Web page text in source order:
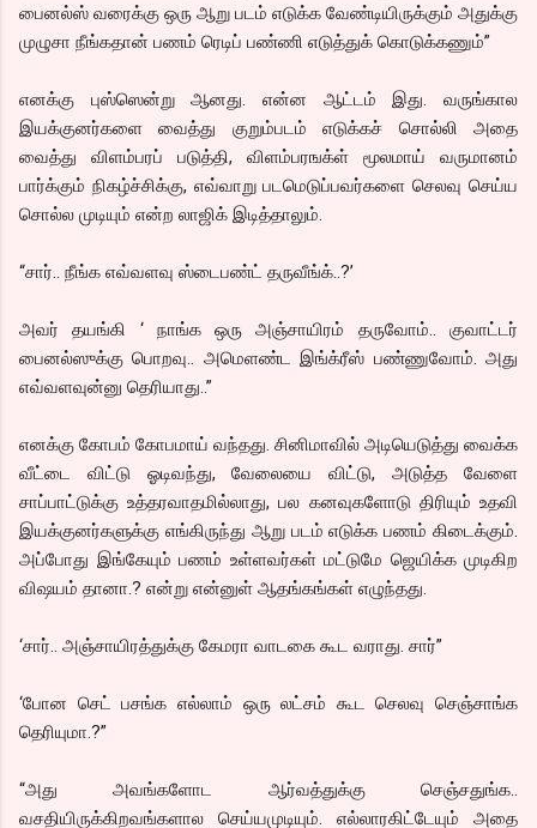
பைனல்ஸ் வரைக்கு ஒரு ஆறு படம் எடுக்க வேண்டியிருக்கும் அதுக்கு
முழுசா நீங்கதான் பணம் ரெடிப் பண்ணி எடுத்துக் கொடுக்கணும்”
எனக்கு புஸ்ஸென்று ஆனது. என்ன ஆட்டம் இது. வருங்கால
இயக்குனர்களை வைத்து குறும்படம் எடுக்கச் சொல்லி அதை
வைத்து விளம்பரப் படுத்தி, விளம்பரஙக்ள் மூலமாய் வருமானம்
பார்க்கும் நிகழ்ச்சிக்கு, எவ்வாறு படமெடுப்பவர்களை செலவு செய்ய
சொல்ல முடியும் என்ற லாஜிக் இடித்தாலும்.
“சார்.. நீங்க எவ்வளவு ஸ்டைபண்ட் தருவீங்க்..?’
அவர் தயங்கி ‘ நாங்க ஒரு அஞ்சாயிரம் தருவோம்.. குவாட்டர்
பைனல்ஸுக்கு பொறவு.. அமெளண்ட இங்க்ரீஸ் பண்ணுவோம். அது
எவ்வளவுன்னு தெரியாது..”
எனக்கு கோபம் கோபமாய் வந்தது. சினிமாவில் அடியெடுத்து வைக்க
வீட்டை விட்டு ஓடிவந்து, வேலையை விட்டு, அடுத்த வேளை
சாப்பாட்டுக்கு உத்தரவாதமில்லாது, பல கனவுகளோடு திரியும் உதவி
இயக்குனர்களுக்கு எங்கிருந்து ஆறு படம் எடுக்க பணம் கிடைக்கும்.
அப்போது இங்கேயும் பணம் உள்ளவர்கள் மட்டுமே ஜெயிக்க முடிகிற
விஷயம் தானா.? என்று என்னுள் ஆதங்கங்கள் எழுந்தது.
‘சார்.. அஞ்சாயிரத்துக்கு கேமரா வாடகை கூட வராது. சார்”
‘போன செட் பசங்க எல்லாம் ஒரு லட்சம் கூட செலவு செஞ்சாங்க
தெரியுமா.?”
“அது அவங்களோட ஆர்வத்துக்கு செஞ்சதுங்க..
வசதியிருக்கிறவங்களால செய்யமுடியும். எல்லாரகிட்டேயும் அதை